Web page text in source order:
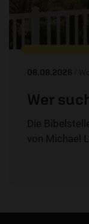
08.08.2026 /
Wer
Die
von Michael